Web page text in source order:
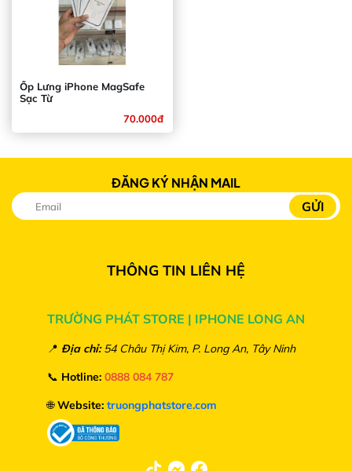
Ốp Lưng iPhone MagSafe
Sạc Từ
70.000đ
ĐĂNG KÝ NHẬN MAIL
THÔNG TIN LIÊN HỆ
TRƯỜNG PHÁT STORE | IPHONE LONG AN
📍 Địa chỉ:54 Châu Thị Kim, P. Long An, Tây Ninh
📞 Hotline: 0888 084 787
🌐Website: truongphatstore.com